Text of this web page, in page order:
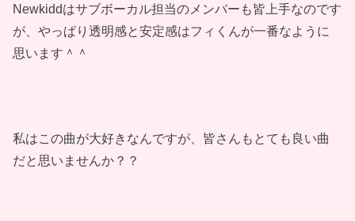
Newkiddはサブボーカル担当のメンバーも皆上手なのです
が、やっぱり透明感と安定感はフィくんが一番なように
思います＾＾
私はこの曲が大好きなんですが、皆さんもとても良い曲
だと思いませんか？？